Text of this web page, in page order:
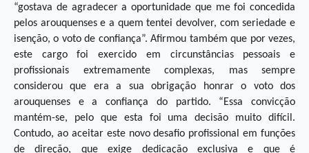
“gostava de agradecer a oportunidade que me foi concedida
pelos arouquenses e a quem tentei devolver, com seriedade e
isenção, o voto de confiança”. Afirmou também que por vezes,
este cargo foi exercido em circunstâncias pessoais e
profissionais extremamente complexas, mas sempre
considerou que era a sua obrigação honrar o voto dos
arouquenses e a confiança do partido. “Essa convicção
mantém-se, pelo que esta foi uma decisão muito difícil.
Contudo, ao aceitar este novo desafio profissional em funções
de direção, que exige dedicação exclusiva e que é